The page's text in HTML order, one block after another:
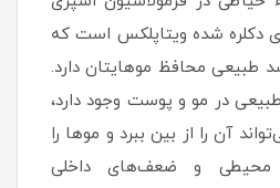
دکلره شده ویتاپلکس است که
محافظ موهایتان دارد.
در مو و پوست وجود دارد،
آن را از بین ببرد و موها را
محیطی و ضعف‌های داخلی